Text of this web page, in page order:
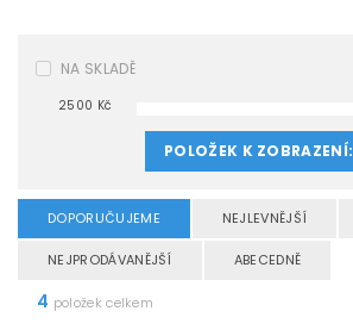
NA SKLADĚ
2500 Kč
POLOŽEK K ZOBRAZENÍ:
DOPORUČUJEME NEJLEVNĚJŠÍ
NEJPRODÁVANĚJŠÍ ABECEDNĚ
4 položek celkem